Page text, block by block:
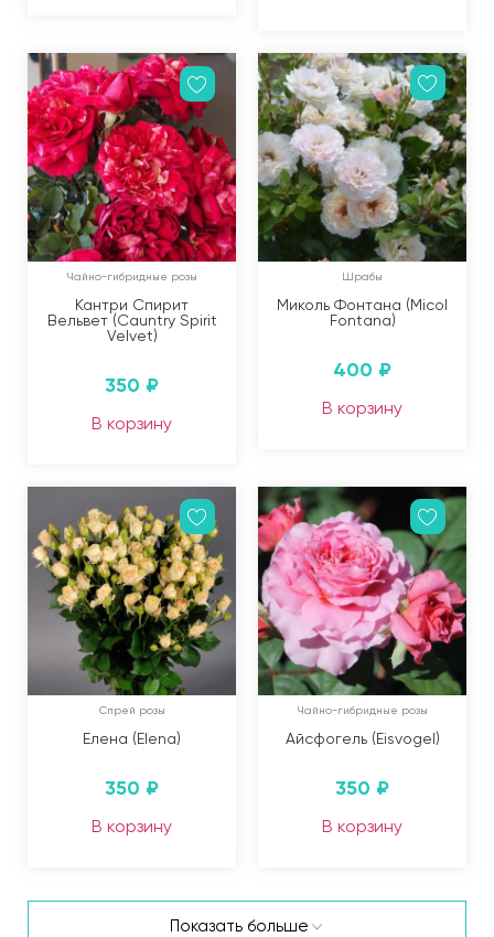
Чайно-гибридные розы
Кантри Спирит
Вельвет (Cauntry Spirit
Velvet)
350 ₽
В корзину
Шрабы
Миколь Фонтана (Micol
Fontana)
400 ₽
В корзину
Спрей розы
Елена (Elena)
350 ₽
В корзину
Чайно-гибридные розы
Айсфогель (Eisvogel)
350 ₽
В корзину
Показать больше